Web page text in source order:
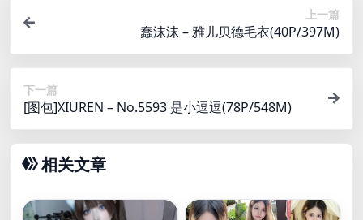
上一篇
蠢沫沫 – 雅儿贝德毛衣(40P/397M)
下一篇
[图包]XIUREN – No.5593 是小逗逗(78P/548M)
相关文章